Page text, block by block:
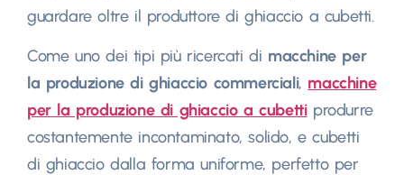
guardare oltre il produttore di ghiaccio a cubetti.
Come uno dei tipi più ricercati di macchine per
la produzione di ghiaccio commerciali, macchine
per la produzione di ghiaccio a cubettiprodurre
costantemente incontaminato, solido, e cubetti
di ghiaccio dalla forma uniforme, perfetto per